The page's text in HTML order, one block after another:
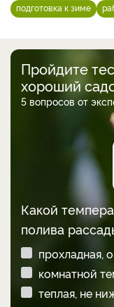
подготовка к зиме
Пройдите
хороший
5 вопросов от
Какой
полива
прохладная,
комнатной
теплая, не